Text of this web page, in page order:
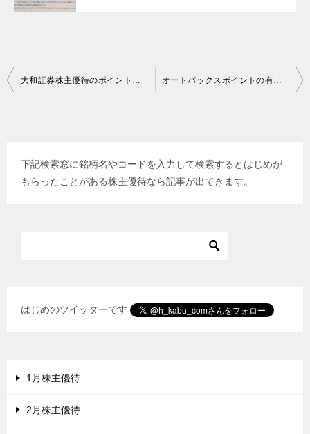
投
大和証券株主優待のポイントで交換したJCBギフトカードが届きました！ オートバックスポイントの有効期限をインターネットで確認する方法
下記検索窓に銘柄名やコードを入力して検索するとはじめが
もらったことがある株主優待なら記事が出てきます。
はじめのツイッターです
1月株主優待
2月株主優待